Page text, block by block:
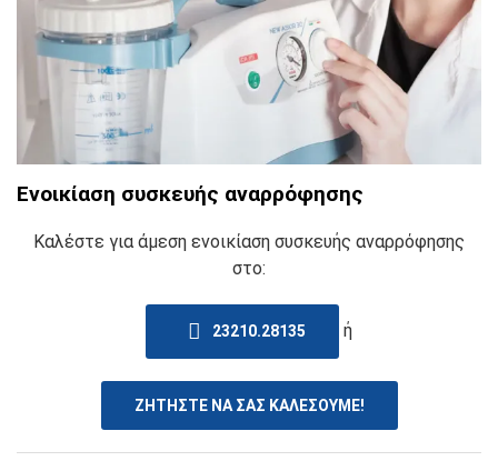
Ενοικίαση συσκευής αναρρόφησης
Καλέστε για άμεση ενοικίαση συσκευής αναρρόφησης
στο:
23210.28135 ή
ΖΗΤΗΣΤΕ ΝΑ ΣΑΣ ΚΑΛΕΣΟΥΜΕ!